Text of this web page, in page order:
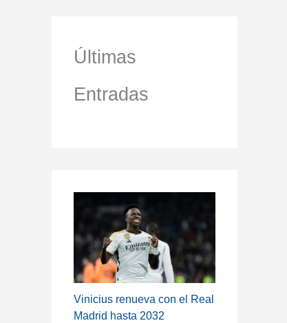
Últimas
Entradas
Vinicius renueva con el Real
Madrid hasta 2032